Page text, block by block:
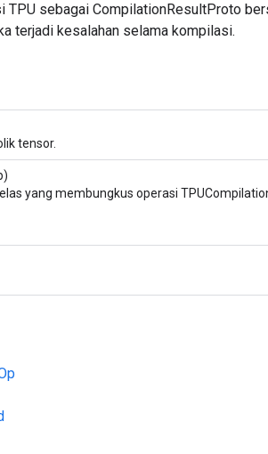
sebagai CompilationResultProto
terjadi kesalahan selama kompilasi.
tensor.
yang membungkus operasi